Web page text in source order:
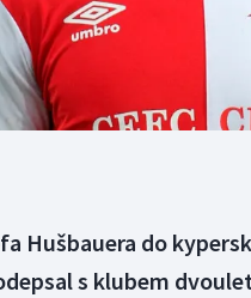
Gymnastika
Hušbauera do
s klubem